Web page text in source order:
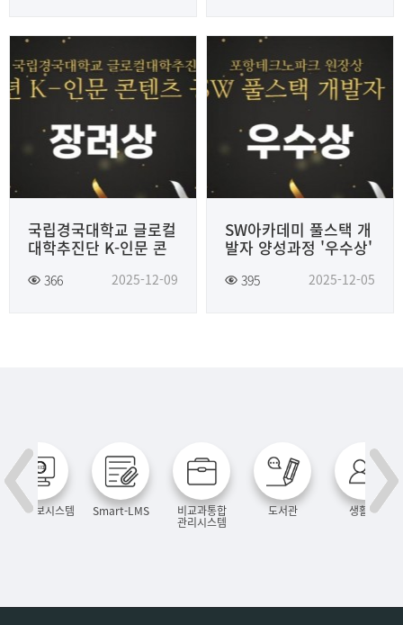
국립경국대학교 글로컬
대학추진단 K-인문 콘
상 366 2025-12-09
SW아카데미 풀스택 개
발자 양성과정 '우수상'
395 2025-12-05
통합정보시스템 Smart-LMS 비교과통합
관리시스템
도서관 생활관